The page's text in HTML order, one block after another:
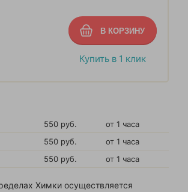
Купить в 1 клик
550 руб.
от 1 часа
550 руб.
от 1 часа
550 руб. от 1 часа
Химки осуществляется